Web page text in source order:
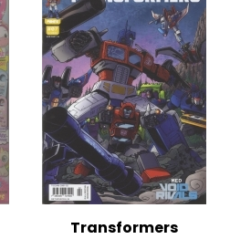
Transformers